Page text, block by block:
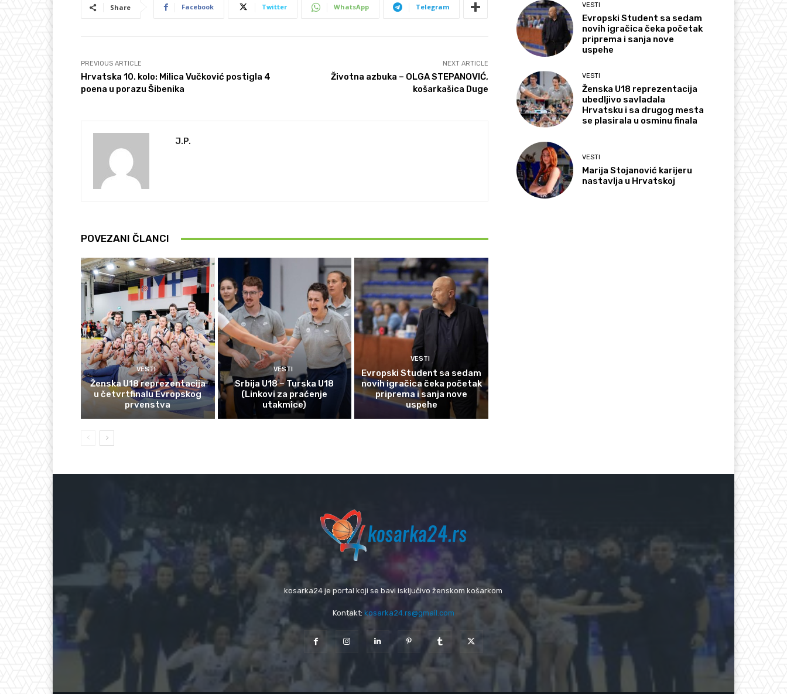
Share Facebook Twitter WhatsApp Telegram
PREVIOUS ARTICLE
Hrvatska 10. kolo: Milica Vučković postigla 4
poena u porazu Šibenika
NEXT ARTICLE
Životna azbuka – OLGA STEPANOVIĆ,
košarkašica Duge
J.P.
POVEZANI ČLANCI
VESTI
Ženska U18 reprezentacija
u četvrtfinalu Evropskog
prvenstva
VESTI
Srbija U18 – Turska U18
(Linkovi za praćenje
utakmice)
VESTI
Evropski Student sa sedam
novih igračica čeka početak
priprema i sanja nove
uspehe
VESTI
Evropski Student sa sedam
novih igračica čeka početak
priprema i sanja nove
uspehe
VESTI
Ženska U18 reprezentacija
ubedljivo savladala
Hrvatsku i sa drugog mesta
se plasirala u osminu finala
VESTI
Marija Stojanović karijeru
nastavlja u Hrvatskoj
kosarka24 je portal koji se bavi isključivo ženskom košarkom
Kontakt: kosarka24.rs@gmail.com